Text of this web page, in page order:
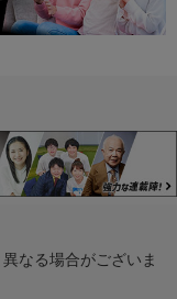
なる場合がございま